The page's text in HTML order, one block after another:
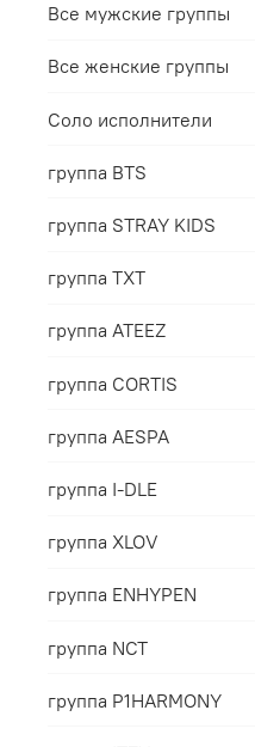
Все мужские группы
Все женские группы
Соло исполнители
группа BTS
группа STRAY KIDS
группа TXT
группа ATEEZ
группа CORTIS
группа AESPA
группа I-DLE
группа XLOV
группа ENHYPEN
группа NCT
группа P1HARMONY